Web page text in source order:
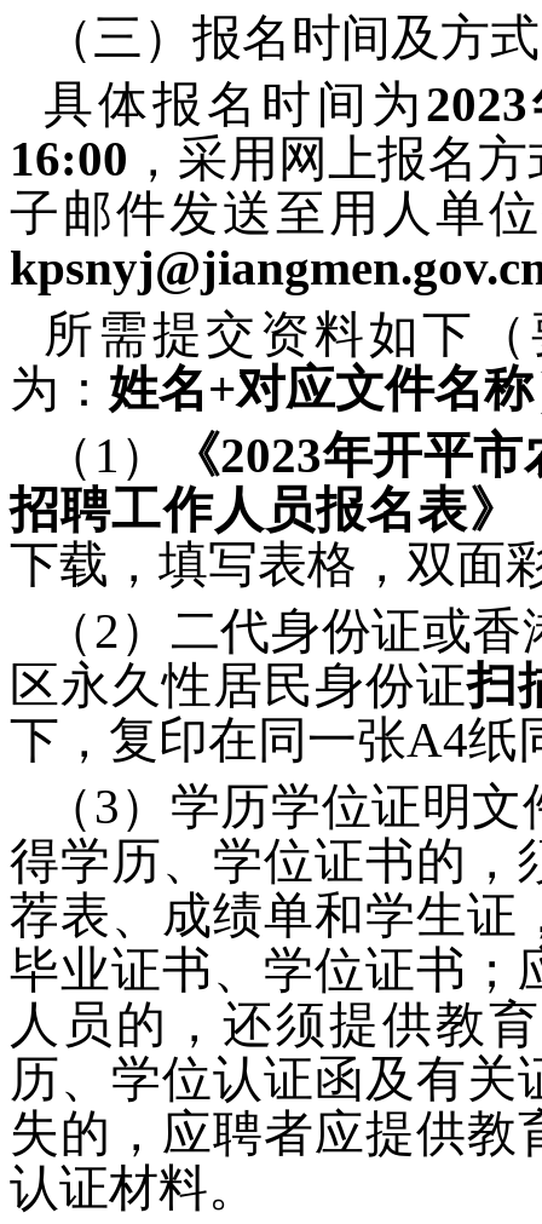
（三）报名时间及方式
具体报名时间为
16:00 ，采用网上报名
子邮件发送至用人单
所需提交资料如下
为： 姓名+对应文件名称
（1）
《2023年开平市
招聘工作人员报名表》
下载，填写表格，双面
（2）二代身份证或
区永久性居民身份证扫
下，复印在同一张A4纸
（3）学历学位证明文
得学历、学位证书的，
荐表、成绩单和学生证
毕业证书、学位证书；
人员的，还须提供教
历、学位认证函及有
失的，应聘者应提供教
认证材料。